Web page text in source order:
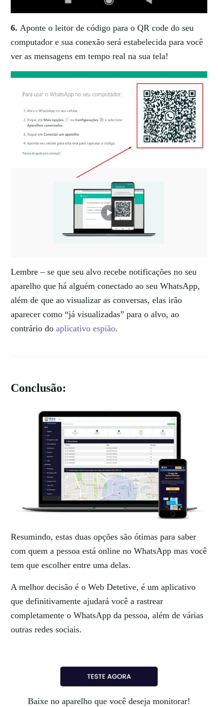
6. Aponte o leitor de código para o QR code do seu
computador e sua conexão será estabelecida para você
ver as mensagens em tempo real na sua tela!
Lembre – se que seu alvo recebe notificações no seu
aparelho que há alguém conectado ao seu WhatsApp,
além de que ao visualizar as conversas, elas irão
aparecer como “já visualizadas” para o alvo, ao
contrário doaplicativo espião.
Conclusão:
Resumindo, estas duas opções são ótimas para saber
com quem a pessoa está online no WhatsApp mas você
tem que escolher entre uma delas.
A melhor decisão é o Web Detetive, é um aplicativo
que definitivamente ajudará você a rastrear
completamente o WhatsApp da pessoa, além de várias
outras redes sociais.
Baixe no aparelho que você deseja monitorar!